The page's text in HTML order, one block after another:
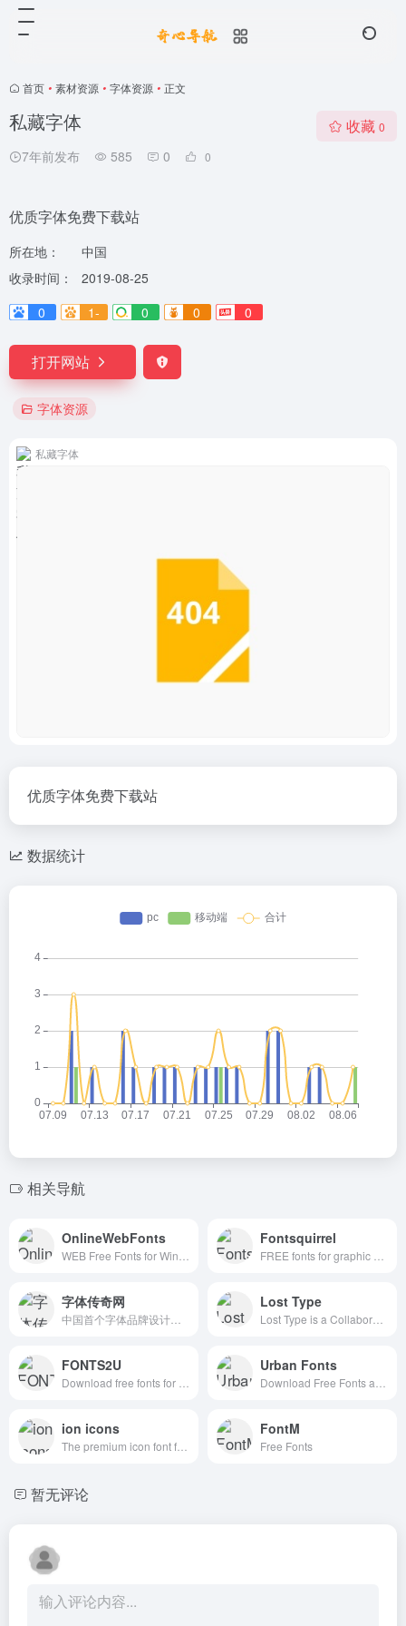
首页 • 素材资源 • 字体资源 • 正文
私藏字体
7年前发布 585 0 0
收藏 0
优质字体免费下载站
所在地：
中国
收录时间：
2019-08-25
0
1- 0 0 0
打开网站
字体资源
私藏字体
优质字体免费下载站
数据统计
相关导航
OnlineWebFonts Fontsquirrel
字体传奇网 Lost Type
FONTS2U Urban Fonts
ion icons FontM
Free Fonts
暂无评论